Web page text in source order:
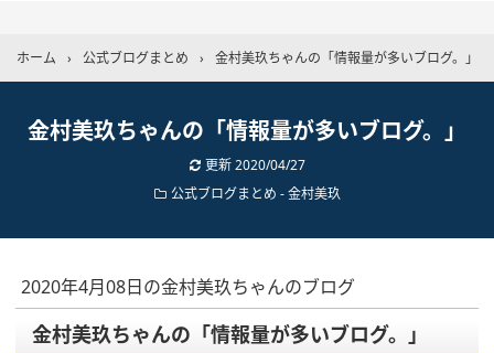
ホーム › 公式ブログまとめ › 金村美玖ちゃんの「情報量が多いブログ。」
金村美玖ちゃんの「情報量が多いブログ。」
更新2020/04/27
公式ブログまとめ -金村美玖
2020年4月08日の金村美玖ちゃんのブログ
金村美玖ちゃんの「情報量が多いブログ。」